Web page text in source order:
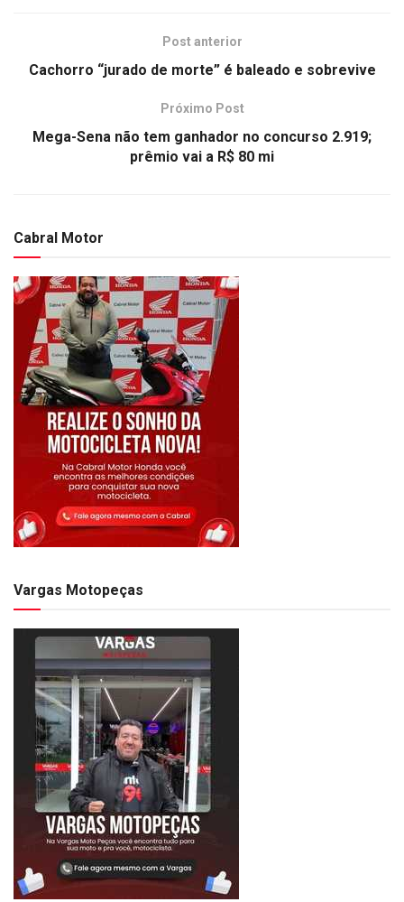
Post anterior
Cachorro “jurado de morte” é baleado e sobrevive
Próximo Post
Mega-Sena não tem ganhador no concurso 2.919;
prêmio vai a R$ 80 mi
Cabral Motor
Vargas Motopeças